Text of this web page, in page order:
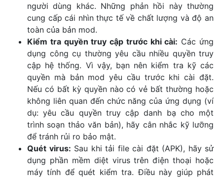
người dùng khác. Những phản hồi này thường
cung cấp cái nhìn thực tế về chất lượng và độ an
toàn của bản mod.
Kiểm tra quyền truy cập trước khi cài: Các ứng
dụng công cụ thường yêu cầu nhiều quyền truy
cập hệ thống. Vì vậy, bạn nên kiểm tra kỹ các
quyền mà bản mod yêu cầu trước khi cài đặt.
Nếu có bất kỳ quyền nào có vẻ bất thường hoặc
không liên quan đến chức năng của ứng dụng (ví
dụ: yêu cầu quyền truy cập danh bạ cho một
trình soạn thảo văn bản), hãy cân nhắc kỹ lưỡng
để tránh rủi ro bảo mật.
Quét virus: Sau khi tải file cài đặt (APK), hãy sử
dụng phần mềm diệt virus trên điện thoại hoặc
máy tính để quét kiểm tra. Điều này giúp phát